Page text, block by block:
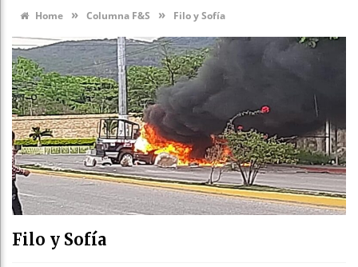
Home » Columna F&S » Filo y Sofía
Filo y Sofía